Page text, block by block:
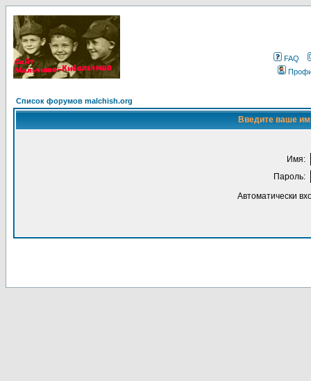
FAQ
Список форумов malchish.org
Введите ваше
Имя:
Пароль:
Автоматически